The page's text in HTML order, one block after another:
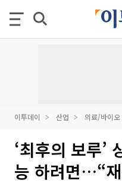
이투데이 산업 의료/바이오
‘최후의 보루’
능 하려면…“